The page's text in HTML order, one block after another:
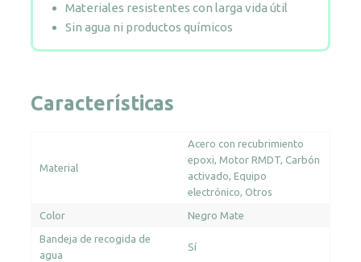
Materiales resistentes con larga vida útil
Sin agua ni productos químicos
Características
Material
Acero con recubrimiento
epoxi Motor RMDT Carbón
activado Equipo
electrónico Otros
Color Negro Mate
Bandeja de recogida de
agua
Sí